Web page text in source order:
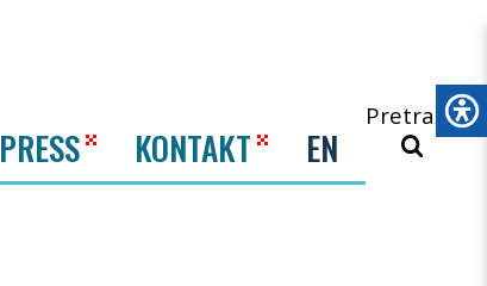
PRESS KONTAKT EN
Pretraži